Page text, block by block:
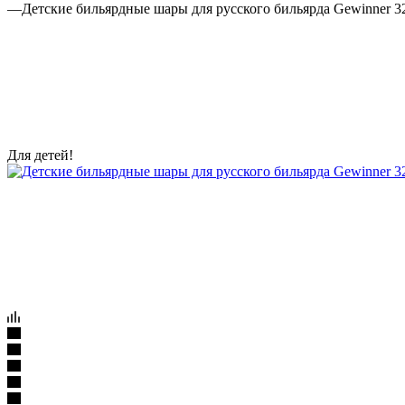
—Детские бильярдные шары для русского бильярда Gewinner
Для детей!